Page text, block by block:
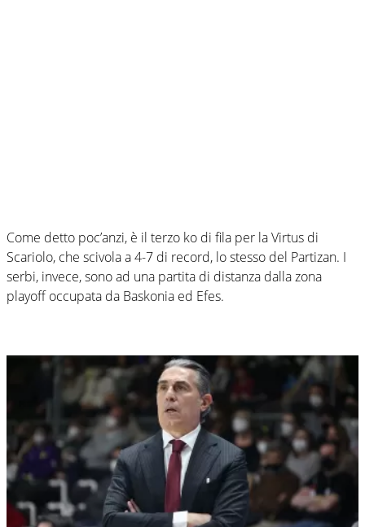
Come detto poc’anzi, è il terzo ko di fila per la Virtus di
Scariolo, che scivola a 4-7 di record, lo stesso del Partizan. I
serbi, invece, sono ad una partita di distanza dalla zona
playoff occupata da Baskonia ed Efes.